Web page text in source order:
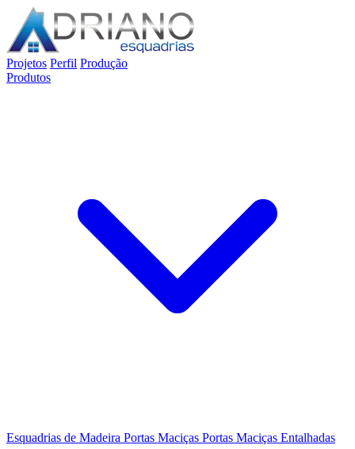
Projetos Perfil Produção
Produtos
Esquadrias de Madeira Portas Maciças Portas Maciças Entalhadas